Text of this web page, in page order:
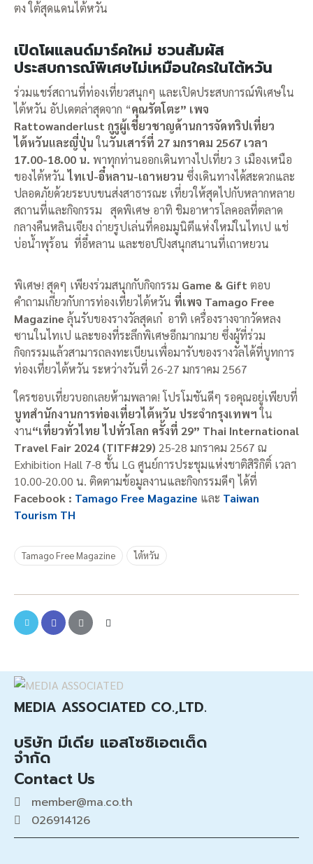
ตง ใต้สุดแดนไต้หวัน
เปิดโผแลนด์มาร์คใหม่ ชวนสัมผัส
ประสบการณ์พิเศษไม่เหมือนใครในไต้หวัน
ร่วมแชร์สถานที่ท่องเที่ยวสนุกๆ และเปิดประสบการณ์พิเศษใน
ไต้หวัน อัปเดตล่าสุดจาก “คุณรัตโตะ” เพจ
Rattowanderlust กูรูผู้เชี่ยวชาญด้านการจัดทริปเที่ยว
ไต้หวันและญี่ปุ่นในวันเสาร์ที่ 27 มกราคม 2567 เวลา
17.00-18.00 น. พาทุกท่านออกเดินทางไปเที่ยว 3 เมืองเหนือ
ของไต้หวันไทเป-อี๋หลาน-เถาหยวน ซึ่งเดินทางได้สะดวกและ
ปลอดภัยด้วยระบบขนส่งสาธารณะ เที่ยวให้สุดไปกับหลากหลาย
สถานที่และกิจกรรม สุดพิเศษ อาทิ ชิมอาหารโลคอลที่ตลาด
กลางคืนหลินเจียง ถ่ายรูปเล่นที่คอมมูนิตีแห่งใหม่ในไทเป แช่
บ่อน้ำพุร้อน ที่อี๋หลาน และชอปปิงสนุกสนานที่เถาหยวน
พิเศษ! สุดๆ เพียงร่วมสนุกกับกิจกรรม Game & Gift ตอบ
คำถามเกี่ยวกับการท่องเที่ยวไต้หวัน ที่เพจ Tamago Free
Magazine ลุ้นรับของรางวัลสุดเก๋ อาทิ เครื่องรางจากวัดหลง
ซานในไทเป และของที่ระลึกพิเศษอีกมากมาย ซึ่งผู้ที่ร่วม
กิจกรรมแล้วสามารถลงทะเบียนเพื่อมารับของรางวัลได้ที่บูทการ
ท่องเที่ยวไต้หวัน ระหว่างวันที่ 26-27 มกราคม 2567
ใครชอบเที่ยวบอกเลยห้ามพลาด! โปรโมชันดีๆ รอคุณอยู่เพียบที่
บูทสำนักงานการท่องเที่ยวไต้หวัน ประจำกรุงเทพฯใน
งาน“เที่ยวทั่วไทย ไปทั่วโลก ครั้งที่ 29” Thai International
Travel Fair 2024 (TITF#29) 25-28 มกราคม 2567 ณ
Exhibition Hall 7-8 ชั้น LG ศูนย์การประชุมแห่งชาติสิริกิติ์ เวลา
10.00-20.00 น. ติดตามข้อมูลงานและกิจกรรมดีๆ ได้ที่
Facebook : Tamago Free Magazine และ Taiwan
Tourism TH
Tamago Free Magazine ไต้หวัน
MEDIA ASSOCIATED CO.,LTD.
บริษัท มีเดีย แอสโซซิเอตเต็ด
จำกัด
Contact Us
member@ma.co.th
026914126